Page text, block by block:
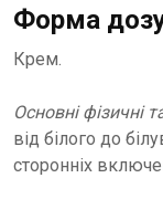
Форма
Крем.
Основні фізичні
від білого до
сторонніх